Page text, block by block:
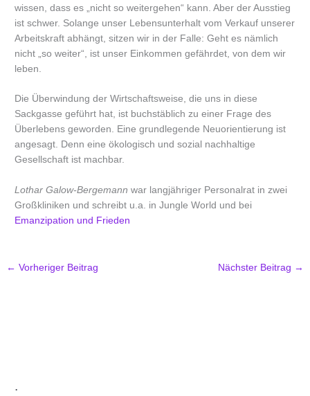
.
wissen, dass es „nicht so weitergehen“ kann. Aber der Ausstieg
ist schwer. Solange unser Lebensunterhalt vom Verkauf unserer
Arbeitskraft abhängt, sitzen wir in der Falle: Geht es nämlich
nicht „so weiter“, ist unser Einkommen gefährdet, von dem wir
leben.
Die Überwindung der Wirtschaftsweise, die uns in diese
Sackgasse geführt hat, ist buchstäblich zu einer Frage des
Überlebens geworden. Eine grundlegende Neuorientierung ist
angesagt. Denn eine ökologisch und sozial nachhaltige
Gesellschaft ist machbar.
Lothar Galow-Bergemann war langjähriger Personalrat in zwei
Großkliniken und schreibt u.a. in Jungle World und bei
Emanzipation und Frieden
← Vorheriger Beitrag Nächster Beitrag →